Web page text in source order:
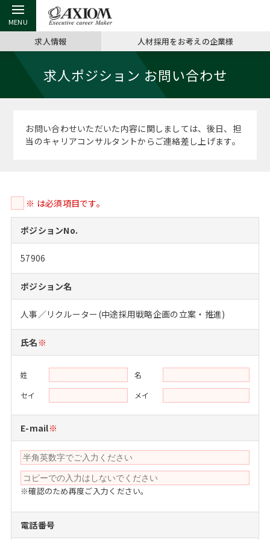
戻る
アクシアムの特長 ミッシ
コンサ
サービス案内
お申し
キャリ
戻る
キャリア支援 TOP
キャリアデザイン講座
（最新求人市場動向）
キャリ
MBAの
おわり
MBAの転職事例
MBAからのFAQ
MBA留学生数の推移
MBA留
日本か
インターン受入企業一覧
MBAを生かす求人特集
年齢と年収の相関図
戻る
転職ツール TOP
英文レジュメの書き方
英文レ
パワー
よくある面接Q&A集
外資系／面接攻略のコツ
戻る
転職コラム TOP
“展”職相談室
転職成功への4つの鍵
キャリアに効く一冊
注目企業インタビュー
戻る
イベント・セミナー TOP
ジョブフェア
キャリアフォーラム
プロ経営者の特別セミナー
Career Talk Live
戻る
会社概要 TOP
沿革
採用情報
パブリシティ
ニュースリリース
求人情報 人材採用をお考えの企業様
求人ポジション お問い合わせ
お問い合わせいただいた内容に関しましては、後日、担
当のキャリアコンサルタントからご連絡差し上げます。
※ は必須項目です。
ポジションNo.
57906
ポジション名
人事／リクルーター(中途採用戦略企画の立案・推進)
氏名 ※
姓
名
セイ
メイ
E-mail※
※確認のため再度ご入力ください。
電話番号